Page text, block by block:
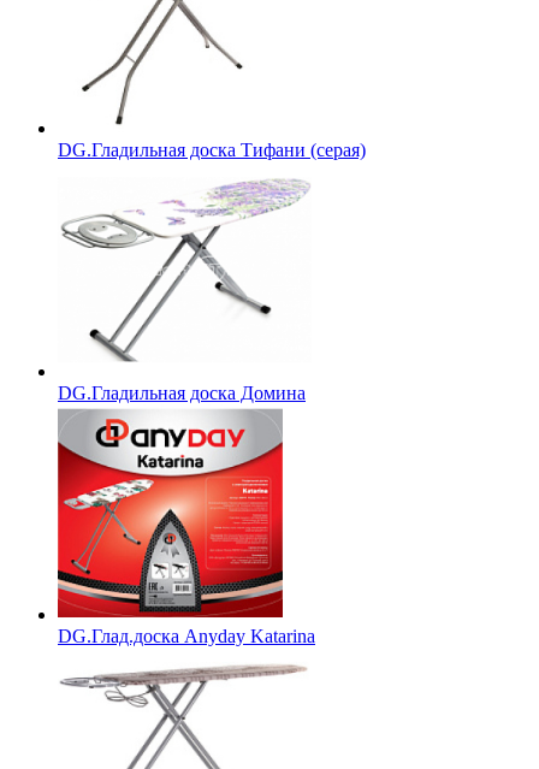
DG.Гладильная доска Тифани (серая)
DG.Гладильная доска Домина
DG.Глад.доска Anyday Katarina